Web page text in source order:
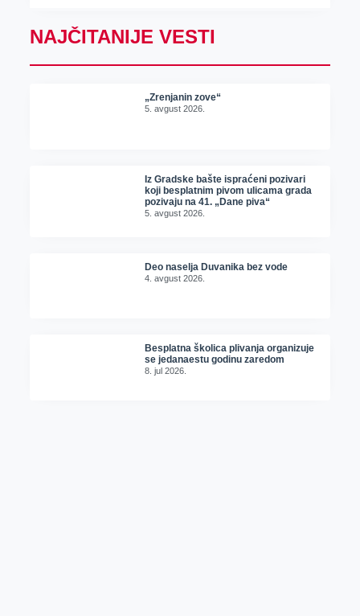
NAJČITANIJE VESTI
„Zrenjanin zove“
5. avgust 2026.
Iz Gradske bašte ispraćeni pozivari
koji besplatnim pivom ulicama grada
pozivaju na 41. „Dane piva“
5. avgust 2026.
Deo naselja Duvanika bez vode
4. avgust 2026.
Besplatna školica plivanja organizuje
se jedanaestu godinu zaredom
8. jul 2026.